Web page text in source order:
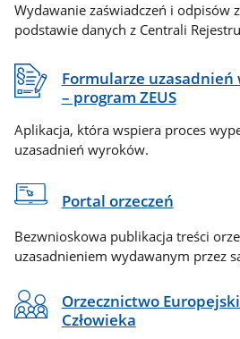
Wydawanie zaświadczeń i odpisów
podstawie danych z Centrali
Formularze
– program ZEUS
Aplikacja, która wspiera proces
uzasadnień wyroków.
Portal orzeczeń
Bezwnioskowa publikacja treści
uzasadnieniem wydawanym przez
Orzecznictwo
Człowieka